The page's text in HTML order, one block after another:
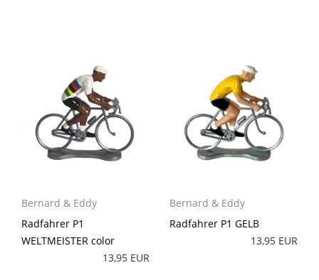
Bernard & Eddy
Radfahrer P1
WELTMEISTER color
13,95 EUR
Bernard & Eddy
Radfahrer P1 GELB
13,95 EUR